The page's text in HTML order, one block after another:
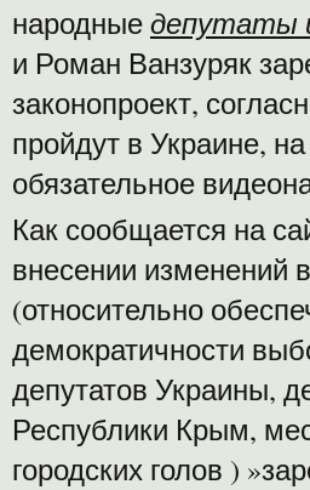
народныедепутаты
и Роман Ванзуряк
законопроект,
пройдут в Украине,
обязательное
Как сообщается на
внесении изменений
(относительно
демократичности
депутатов Украины,
Республики Крым,
городских голов )